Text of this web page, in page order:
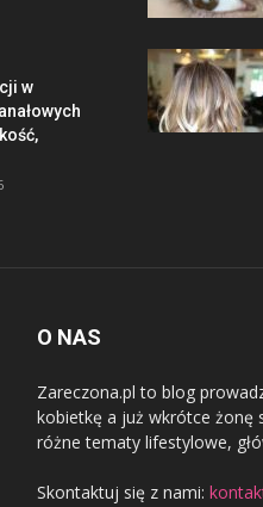
w
O NAS
Zareczona.pl to blog
kobietkę a już wkrótce żonę
różne tematy lifestylowe,
Skontaktuj się z nami: